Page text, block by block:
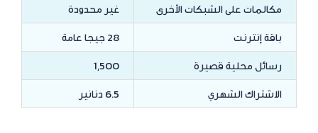
مكالمات على الشبكات الأخرى
غير محدودة
باقة إنترنت
28 جيجا عامة
رسائل محلية قصيرة
1,500
الاشتراك الشهري
6.5 دنانير